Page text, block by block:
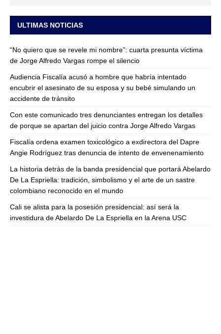
ULTIMAS NOTICIAS
“No quiero que se revele mi nombre”: cuarta presunta víctima
de Jorge Alfredo Vargas rompe el silencio
Audiencia Fiscalía acusó a hombre que habría intentado
encubrir el asesinato de su esposa y su bebé simulando un
accidente de tránsito
Con este comunicado tres denunciantes entregan los detalles
de porque se apartan del juicio contra Jorge Alfredo Vargas
Fiscalía ordena examen toxicológico a exdirectora del Dapre
Angie Rodríguez tras denuncia de intento de envenenamiento
La historia detrás de la banda presidencial que portará Abelardo
De La Espriella: tradición, simbolismo y el arte de un sastre
colombiano reconocido en el mundo
Cali se alista para la posesión presidencial: así será la
investidura de Abelardo De La Espriella en la Arena USC